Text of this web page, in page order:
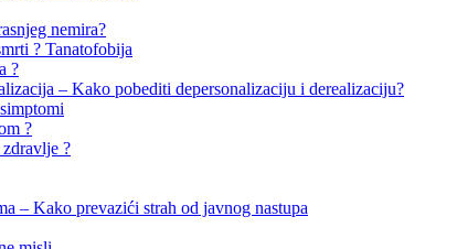
nemira?
? Tanatofobija
?
– Kako pobediti depersonalizaciju i derealizaciju?
?
?
– Kako prevazići strah od javnog nastupa